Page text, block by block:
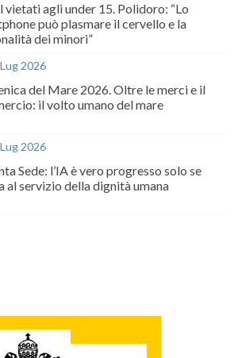
vietati agli under 15. Polidoro: “Lo
può plasmare il cervello e la
dei minori”
2026
del Mare 2026. Oltre le merci e il
il volto umano del mare
2026
Sede: l’IA è vero progresso solo se
al servizio della dignità umana